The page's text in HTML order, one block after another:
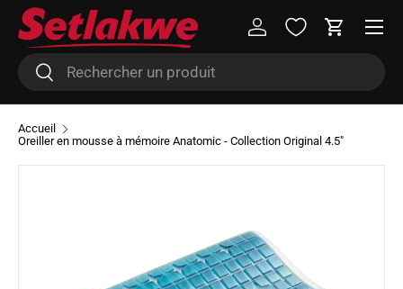
Aller au contenu
Recherche
Rechercher
Se connecterPanier
Menu
Accueil
Oreiller en mousse à mémoire Anatomic - Collection Original 4.5"